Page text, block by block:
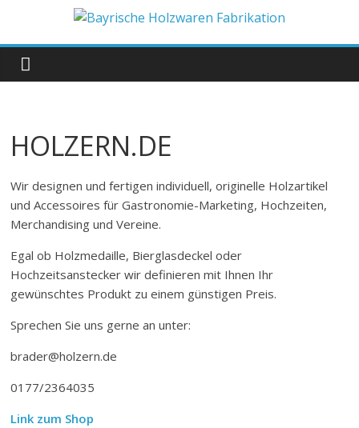
springen
Bayrische
Holzwaren
Fabrikation
HOLZERN.DE
Wir designen und fertigen individuell, originelle Holzartikel
und Accessoires für Gastronomie-Marketing, Hochzeiten,
Merchandising und Vereine.
Egal ob Holzmedaille, Bierglasdeckel oder
Hochzeitsanstecker wir definieren mit Ihnen Ihr
gewünschtes Produkt zu einem günstigen Preis.
Sprechen Sie uns gerne an unter:
brader@holzern.de
0177/2364035
Link zum Shop